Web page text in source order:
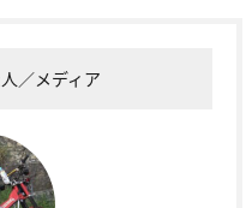
／メディア